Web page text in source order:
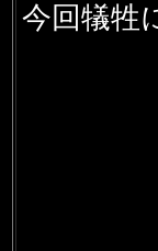
今回犠牲